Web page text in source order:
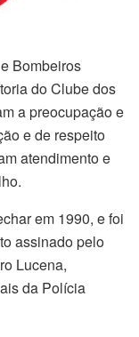
Bombeiros
do Clube dos
a preocupação e
e de respeito
atendimento e
em 1990, e foi
assinado pelo
Lucena,
da Polícia